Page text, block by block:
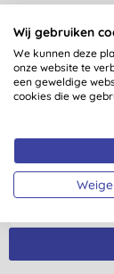
Nog
nieuws,
Wij gebruiken
We kunnen deze
onze website te
een geweldige
cookies die we